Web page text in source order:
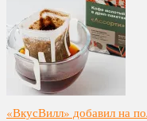
«ВкусВилл» добавил на